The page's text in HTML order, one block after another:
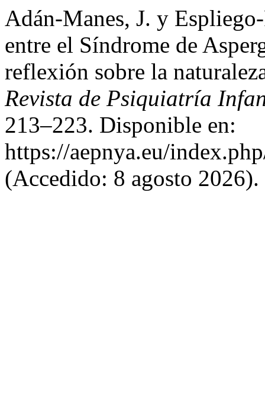
Adán-Manes, J. y
entre el Síndrome de
reflexión sobre la
Revista de Psiquiatría
213–223. Disponible en:
https://aepnya.eu/
(Accedido: 8 agosto 2026).